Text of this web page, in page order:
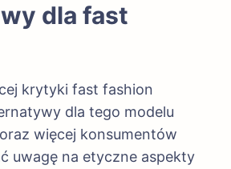
dla fast
krytyki fast fashion
dla tego modelu
więcej konsumentów
uwagę na etyczne aspekty